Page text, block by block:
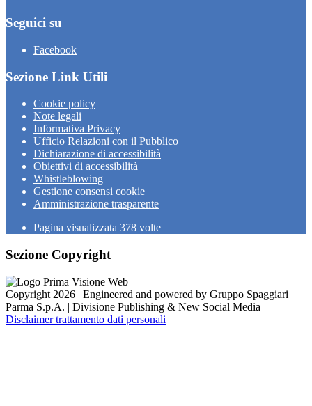
Seguici su
Facebook
Sezione Link Utili
Cookie policy
Note legali
Informativa Privacy
Ufficio Relazioni con il Pubblico
Dichiarazione di accessibilità
Obiettivi di accessibilità
Whistleblowing
Gestione consensi cookie
Amministrazione trasparente
Pagina visualizzata 378 volte
Sezione Copyright
Copyright 2026 | Engineered and powered by Gruppo Spaggiari
Parma S.p.A. | Divisione Publishing & New Social Media
Disclaimer trattamento dati personali